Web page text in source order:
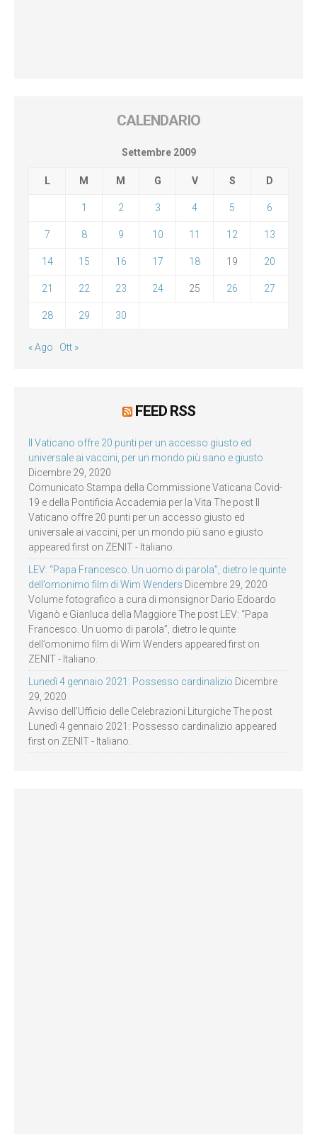
CALENDARIO
Settembre 2009
L M M G V S D
1 2 3 4 5 6
7 8 9 10 11 12 13
14 15 16 17 18 19 20
21 22 23 24 25 26 27
28 29 30
« Ago Ott »
FEED RSS
Il Vaticano offre 20 punti per un accesso giusto ed
universale ai vaccini, per un mondo più sano e giusto
Dicembre 29, 2020
Comunicato Stampa della Commissione Vaticana Covid-
19 e della Pontificia Accademia per la Vita The post Il
Vaticano offre 20 punti per un accesso giusto ed
universale ai vaccini, per un mondo più sano e giusto
appeared first on ZENIT - Italiano.
LEV: “Papa Francesco. Un uomo di parola”, dietro le quinte
dell’omonimo film di Wim Wenders Dicembre 29, 2020
Volume fotografico a cura di monsignor Dario Edoardo
Viganò e Gianluca della Maggiore The post LEV: “Papa
Francesco. Un uomo di parola”, dietro le quinte
dell’omonimo film di Wim Wenders appeared first on
ZENIT - Italiano.
Lunedì 4 gennaio 2021: Possesso cardinalizio Dicembre
29, 2020
Avviso dell’Ufficio delle Celebrazioni Liturgiche The post
Lunedì 4 gennaio 2021: Possesso cardinalizio appeared
first on ZENIT - Italiano.